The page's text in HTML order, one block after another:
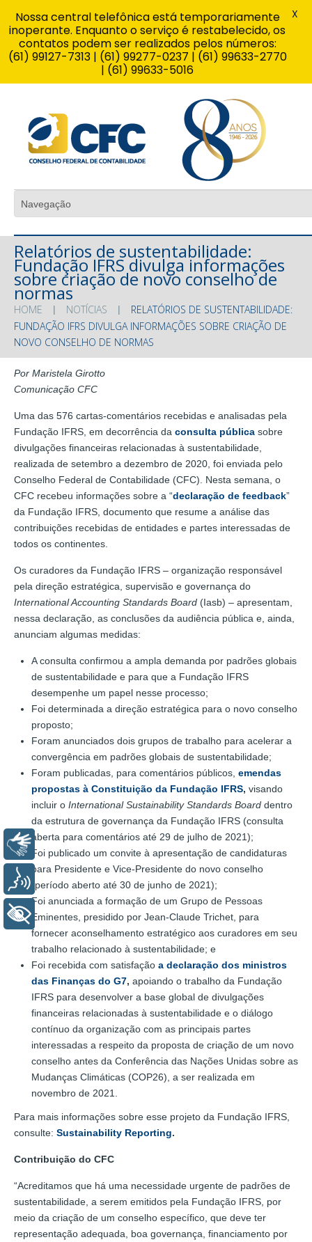
Relatórios de sustentabilidade:
Fundação IFRS divulga informações
sobre criação de novo conselho de
normas
HOME NOTÍCIAS
RELATÓRIOS DE SUSTENTABILIDADE:
FUNDAÇÃO IFRS DIVULGA INFORMAÇÕES SOBRE CRIAÇÃO DE
NOVO CONSELHO DE NORMAS
Por Maristela Girotto
Comunicação CFC
Uma das 576 cartas-comentários recebidas e analisadas pela
Fundação IFRS, em decorrência da consulta pública sobre
divulgações financeiras relacionadas à sustentabilidade,
realizada de setembro a dezembro de 2020, foi enviada pelo
Conselho Federal de Contabilidade (CFC). Nesta semana, o
CFC recebeu informações sobre a “declaração de feedback”
da Fundação IFRS, documento que resume a análise das
contribuições recebidas de entidades e partes interessadas de
todos os continentes.
Os curadores da Fundação IFRS – organização responsável
pela direção estratégica, supervisão e governança do
International Accounting Standards Board (Iasb) – apresentam,
nessa declaração, as conclusões da audiência pública e, ainda,
anunciam algumas medidas:
A consulta confirmou a ampla demanda por padrões globais
de sustentabilidade e para que a Fundação IFRS
desempenhe um papel nesse processo;
Foi determinada a direção estratégica para o novo conselho
proposto;
Foram anunciados dois grupos de trabalho para acelerar a
convergência em padrões globais de sustentabilidade;
Foram publicadas, para comentários públicos, emendas
propostas à Constituição da Fundação IFRS, visando
incluir o International Sustainability Standards Board dentro
da estrutura de governança da Fundação IFRS (consulta
aberta para comentários até 29 de julho de 2021);
Foi publicado um convite à apresentação de candidaturas
para Presidente e Vice-Presidente do novo conselho
(período aberto até 30 de junho de 2021);
Foi anunciada a formação de um Grupo de Pessoas
Eminentes, presidido por Jean-Claude Trichet, para
fornecer aconselhamento estratégico aos curadores em seu
trabalho relacionado à sustentabilidade; e
Foi recebida com satisfação a declaração dos ministros
das Finanças do G7, apoiando o trabalho da Fundação
IFRS para desenvolver a base global de divulgações
financeiras relacionadas à sustentabilidade e o diálogo
contínuo da organização com as principais partes
interessadas a respeito da proposta de criação de um novo
conselho antes da Conferência das Nações Unidas sobre as
Mudanças Climáticas (COP26), a ser realizada em
novembro de 2021.
Para mais informações sobre esse projeto da Fundação IFRS,
consulte: Sustainability Reporting.
Contribuição do CFC
“Acreditamos que há uma necessidade urgente de padrões de
sustentabilidade, a serem emitidos pela Fundação IFRS, por
meio da criação de um conselho específico, que deve ter
representação adequada, boa governança, financiamento por
Nossa central telefônica está temporariamente
inoperante. Enquanto o serviço é restabelecido, os
contatos podem ser realizados pelos números:
(61) 99127-7313 | (61) 99277-0237 | (61) 99633-2770
| (61) 99633-5016
X
Libras
Voz
+ Acessibilidade